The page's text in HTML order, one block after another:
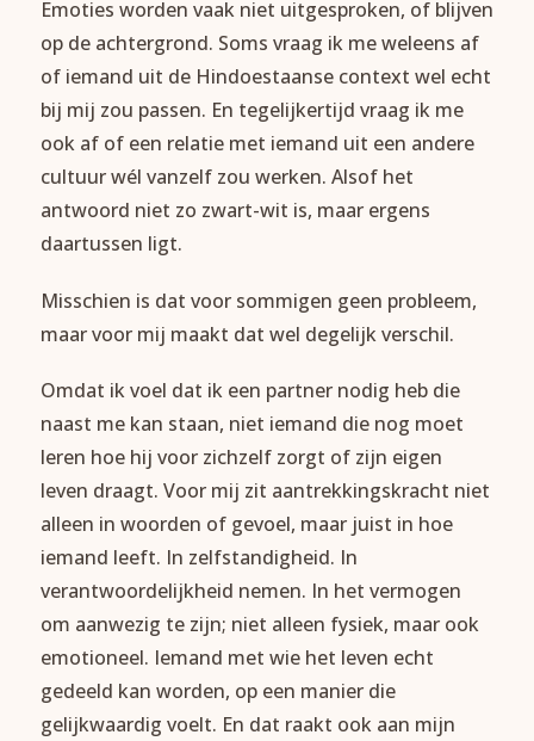
Emoties worden vaak niet uitgesproken, of blijven
op de achtergrond. Soms vraag ik me weleens af
of iemand uit de Hindoestaanse context wel echt
bij mij zou passen. En tegelijkertijd vraag ik me
ook af of een relatie met iemand uit een andere
cultuur wél vanzelf zou werken. Alsof het
antwoord niet zo zwart-wit is, maar ergens
daartussen ligt.
Misschien is dat voor sommigen geen probleem,
maar voor mij maakt dat wel degelijk verschil.
Omdat ik voel dat ik een partner nodig heb die
naast me kan staan, niet iemand die nog moet
leren hoe hij voor zichzelf zorgt of zijn eigen
leven draagt. Voor mij zit aantrekkingskracht niet
alleen in woorden of gevoel, maar juist in hoe
iemand leeft. In zelfstandigheid. In
verantwoordelijkheid nemen. In het vermogen
om aanwezig te zijn; niet alleen fysiek, maar ook
emotioneel. Iemand met wie het leven echt
gedeeld kan worden, op een manier die
gelijkwaardig voelt. En dat raakt ook aan mijn